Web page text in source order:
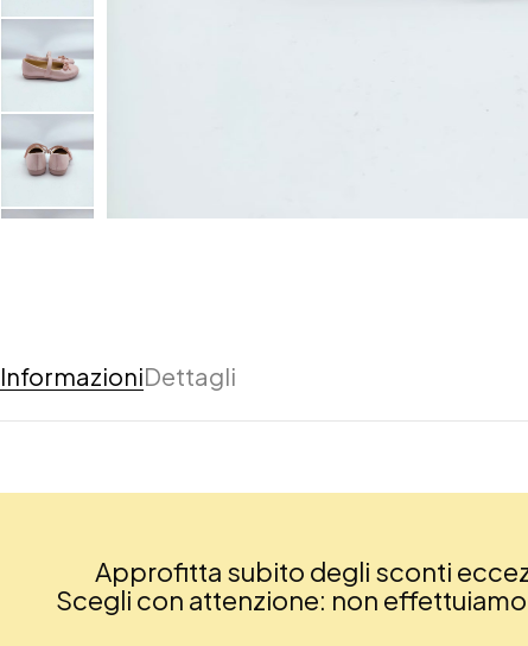
InformazioniDettagli
Approfitta subito degli sconti
Scegli con attenzione: non